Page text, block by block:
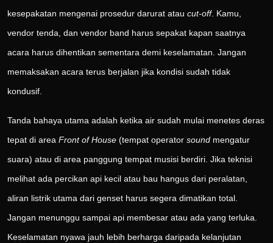
kesepakatan mengenai prosedur darurat atau cut-off. Kamu,
vendor tenda, dan vendor band harus sepakat kapan saatnya
acara harus dihentikan sementara demi keselamatan. Jangan
memaksakan acara terus berjalan jika kondisi sudah tidak
kondusif.
Tanda bahaya utama adalah ketika air sudah mulai menetes deras
tepat di area Front of House (tempat operator sound mengatur
suara) atau di area panggung tempat musisi berdiri. Jika teknisi
melihat ada percikan api kecil atau bau hangus dari peralatan,
aliran listrik utama dari genset harus segera dimatikan total.
Jangan menunggu sampai api membesar atau ada yang terluka.
Keselamatan nyawa jauh lebih berharga daripada kelanjutan